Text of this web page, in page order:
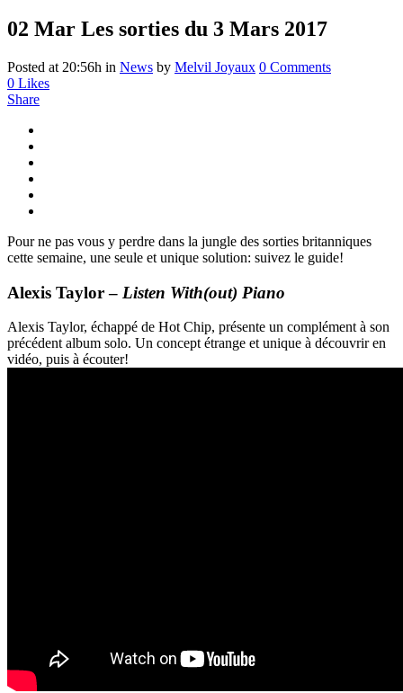
02 Mar Les sorties du 3 Mars 2017
Posted at 20:56h in News by Melvil Joyaux 0 Comments
0 Likes
Share
Pour ne pas vous y perdre dans la jungle des sorties britanniques
cette semaine, une seule et unique solution: suivez le guide!
Alexis Taylor – Listen With(out) Piano
Alexis Taylor, échappé de Hot Chip, présente un complément à son
précédent album solo. Un concept étrange et unique à découvrir en
vidéo, puis à écouter!